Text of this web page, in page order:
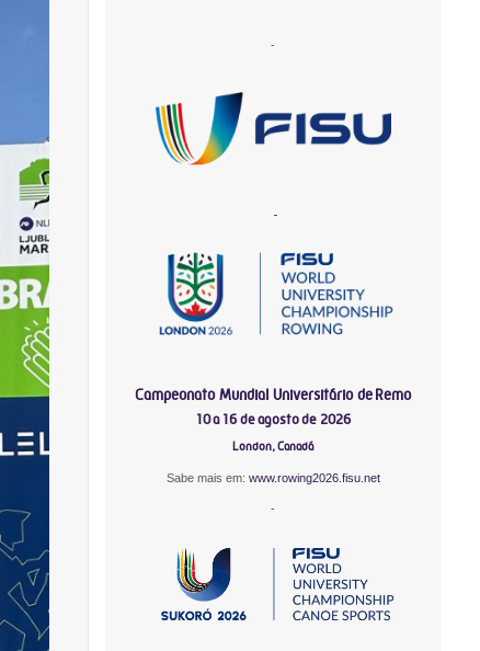
-
-
Campeonato Mundial Universitário de Remo
10 a 16 de agosto de 2026
London, Canadá
Sabe mais em: www.rowing2026.fisu.net
-